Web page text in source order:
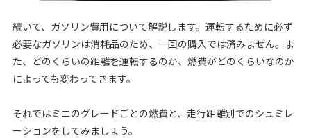
続いて、ガソリン費用について解説します。運転するために必ず
必要なガソリンは消耗品のため、一回の購入では済みません。ま
た、どのくらいの距離を運転するのか、燃費がどのくらいなのか
によっても変わってきます。
それではミニのグレードごとの燃費と、走行距離別でのシュミレ
ーションをしてみましょう。